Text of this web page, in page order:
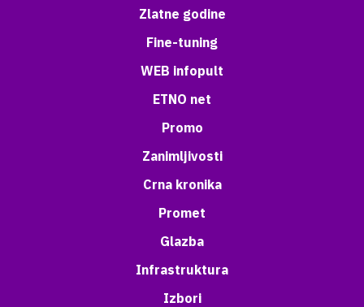
Zlatne godine
Fine-tuning
WEB infopult
ETNO net
Promo
Zanimljivosti
Crna kronika
Promet
Glazba
Infrastruktura
Izbori